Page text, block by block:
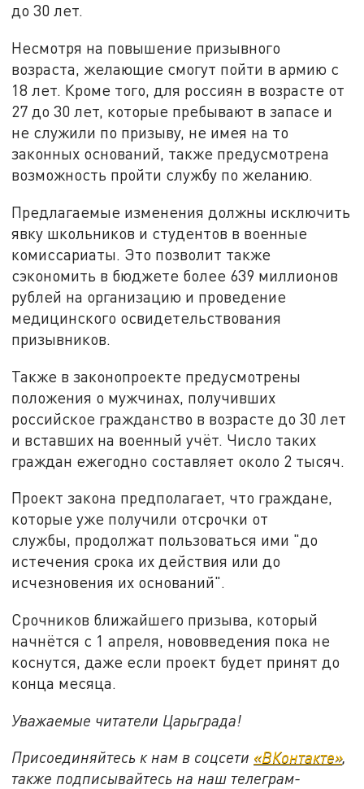
до 30 лет.
Несмотря на повышение призывного
возраста, желающие смогут пойти в армию с
18 лет. Кроме того, для россиян в возрасте от
27 до 30 лет, которые пребывают в запасе и
не служили по призыву, не имея на то
законных оснований, также предусмотрена
возможность пройти службу по желанию.
Предлагаемые изменения должны исключить
явку школьников и студентов в военные
комиссариаты. Это позволит также
сэкономить в бюджете более 639 миллионов
рублей на организацию и проведение
медицинского освидетельствования
призывников.
Также в законопроекте предусмотрены
положения о мужчинах, получивших
российское гражданство в возрасте до 30 лет
и вставших на военный учёт. Число таких
граждан ежегодно составляет около 2 тысяч.
Проект закона предполагает, что граждане,
которые уже получили отсрочки от
службы, продолжат пользоваться ими "до
истечения срока их действия или до
исчезновения их оснований".
Срочников ближайшего призыва, который
начнётся с 1 апреля, нововведения пока не
коснутся, даже если проект будет принят до
конца месяца.
Уважаемые читатели Царьграда!
Присоединяйтесь к нам в соцсети «ВКонтакте»,
также подписывайтесь на наш телеграм-